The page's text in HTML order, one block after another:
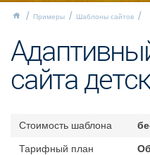
Примеры Шаблоны сайтов
сайта
Стоимость шаблона
Тарифный план